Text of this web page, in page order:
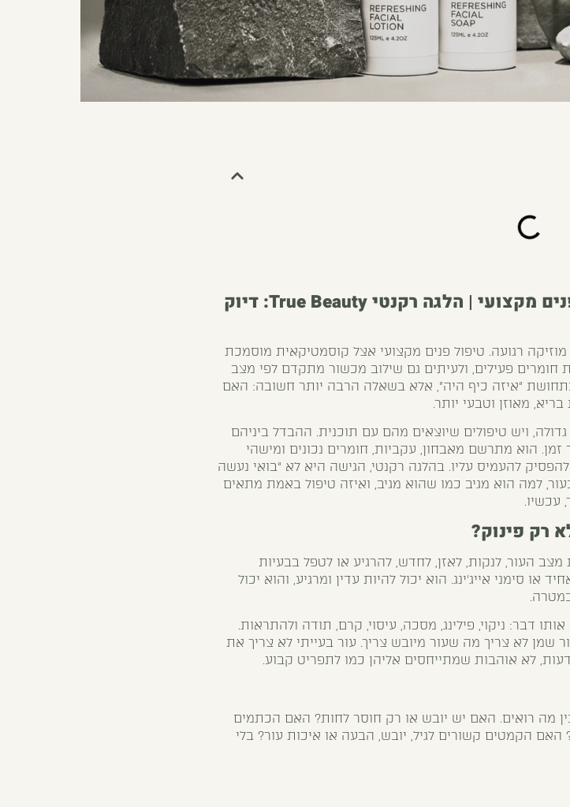
– טיפול פנים מקצועי | הלגה רקנטי True Beauty: דיוק
רגועה. טיפול פנים מקצועי אצל קוסמטיקאית מוסמכת
פעילים, ולעיתים גם שילוב מכשור מתקדם לפי מצב
“איזה כיף היה”, אלא בשאלה הרבה יותר חשובה: האם
מאוזן וטבעי יותר.
ויש טיפולים שיוצאים מהם עם תוכנית. ההבדל ביניהם
הוא מתרשם מאבחון, עקביות, חומרים נכונים ומישהי
להעמיס עליו. בהלגה רקנטי, הגישה היא לא “בואי נעשה
למה הוא מגיב כמו שהוא מגיב, ואיזה טיפול באמת מתאים
עכשיו.
רק פינוק?
העור, לנקות, לאזן, לחדש, להרגיע או לטפל בבעיות
סימני אייג'ינג. הוא יכול להיות עדין ומרגיע, והוא יכול
דבר: ניקוי, פילינג, מסכה, עיסוי, קרם, תודה ולהתראות.
שמן לא צריך מה שעור מיובש צריך. עור בעייתי לא צריך את
לא אוהבות שמתייחסים אליהן כמו לתפריט קבוע.
מה רואים. האם יש יובש או רק חוסר לחות? האם הכתמים
הקמטים קשורים לגיל, יובש, הבעה או איכות עור? בלי